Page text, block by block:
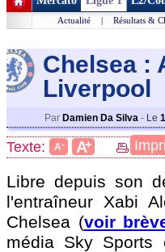
Actualité | Résultats &
Chelsea :
Liverpool
Par Damien Da Silva - Le
Texte: A- A+
Libre depuis son
l'entraîneur Xabi
Chelsea (voir
média Sky